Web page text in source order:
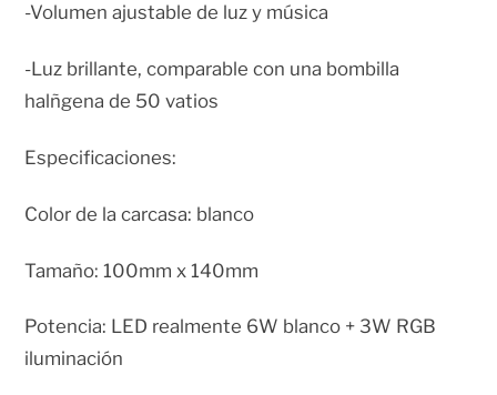
-Volumen ajustable de luz y música
-Luz brillante, comparable con una bombilla
halñgena de 50 vatios
Especificaciones:
Color de la carcasa: blanco
Tamaño: 100mm x 140mm
Potencia: LED realmente 6W blanco + 3W RGB
iluminación